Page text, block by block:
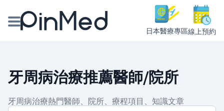
日本醫療專區線上預約
醫師專欄專訪
健康主題館
牙周病治療推薦醫師/院所
牙周病治療熱門醫師、院所、療程項目、知識文章